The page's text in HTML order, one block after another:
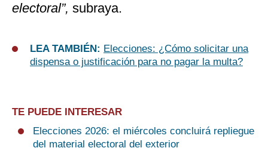
electoral”, subraya.
LEA TAMBIÉN: Elecciones: ¿Cómo solicitar una
dispensa o justificación para no pagar la multa?
TE PUEDE INTERESAR
Elecciones 2026: el miércoles concluirá repliegue
del material electoral del exterior